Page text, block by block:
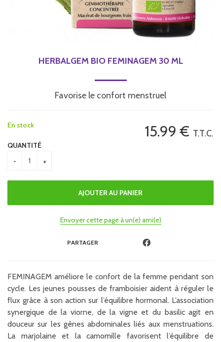
HERBALGEM BIO FEMINAGEM 30 ML
Favorise le confort menstruel
15.99 € T.T.C.
En stock
QUANTITÉ
Envoyer cette page à un(e) ami(e)
PARTAGER
FEMINAGEM améliore le confort de la femme pendant son
cycle. Les jeunes pousses de framboisier aident à réguler le
flux grâce à son action sur l’équilibre hormonal. L’association
synergique de la viorne, de la vigne et du basilic agit en
douceur sur les gênes abdominales liés aux menstruations.
La marjolaine et la camomille favorisent l’équilibre de